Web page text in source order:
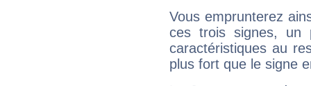
Vous emprunterez
ces trois signes, un
caractéristiques au
plus fort que le signe